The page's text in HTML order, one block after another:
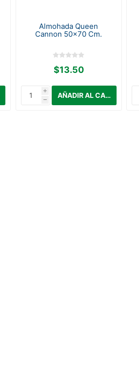
Almohada Queen
Cannon 50x70 Cm.
$13.50
i
h